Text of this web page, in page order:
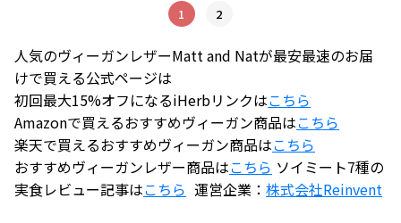
1 2
人気のヴィーガンレザーMatt and Natが最安最速のお届
けで買える公式ページは
初回最大15%オフになるiHerbリンクはこちら
Amazonで買えるおすすめヴィーガン商品はこちら
楽天で買えるおすすめヴィーガン商品はこちら
おすすめヴィーガンレザー商品はこちら ソイミート7種の
実食レビュー記事はこちら 運営企業： 株式会社Reinvent